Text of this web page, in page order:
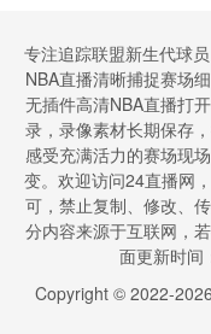
专注追踪联盟新生代球
NBA直播清晰捕捉赛场
无插件高清NBA直播打
录，录像素材长期保存
感受充满活力的赛场现
变。欢迎访问24直播网
可，禁止复制、修改、
分内容来源于互联网，
面更新时间
Copyright © 2022-2026